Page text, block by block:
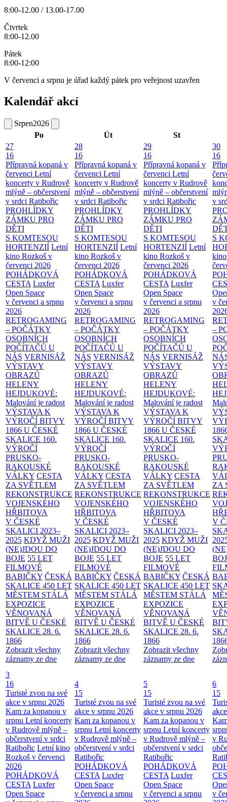
8:00-12.00 / 13.00-17.00
Čtvrtek
8:00-12.00
Pátek
8:00-12:00
V červenci a srpnu je úřad každý pátek pro veřejnost uzavřen
Kalendář akcí
Srpen2026
Po
Út
St
27
16
Přípravná kopaná v
červenci Letní
koncerty v Rudrově
mlýně – občerstvení
v srdci Ratibořic
PROHLÍDKY
ZÁMKU PRO
DĚTI
S KOMTESOU
HORTENZIÍ Letní
kino Rozkoš v
červenci 2026
POHÁDKOVÁ
CESTA Luxfer
Open Space
v červenci a srpnu
2026
RETROGAMING
– POČÁTKY
OSOBNÍCH
POČÍTAČŮ U
NÁS VERNISÁŽ
VÝSTAVY
OBRAZŮ
HELENY
HEJDUKOVÉ:
Malování je radost
VÝSTAVA K
VÝROČÍ BITVY
1866 U ČESKÉ
SKALICE 160.
VÝROČÍ
PRUSKO-
RAKOUSKÉ
VÁLKY CESTA
ZA SVĚTLEM
REKONSTRUKCE
VOJENSKÉHO
HŘBITOVA
V ČESKÉ
SKALICI 2023–
2025 KDYŽ MUŽI
(NE)JDOU DO
BOJE 55 LET
FILMOVÉ
BABIČKY ČESKÁ
SKALICE 450 LET
MĚSTEM STÁLÁ
EXPOZICE
VĚNOVANÁ
BITVĚ U ČESKÉ
SKALICE 28. 6.
1866
Zobrazit všechny
záznamy ze dne
28
16
Přípravná kopaná v
červenci Letní
koncerty v Rudrově
mlýně – občerstvení
v srdci Ratibořic
PROHLÍDKY
ZÁMKU PRO
DĚTI
S KOMTESOU
HORTENZIÍ Letní
kino Rozkoš v
červenci 2026
POHÁDKOVÁ
CESTA Luxfer
Open Space
v červenci a srpnu
2026
RETROGAMING
– POČÁTKY
OSOBNÍCH
POČÍTAČŮ U
NÁS VERNISÁŽ
VÝSTAVY
OBRAZŮ
HELENY
HEJDUKOVÉ:
Malování je radost
VÝSTAVA K
VÝROČÍ BITVY
1866 U ČESKÉ
SKALICE 160.
VÝROČÍ
PRUSKO-
RAKOUSKÉ
VÁLKY CESTA
ZA SVĚTLEM
REKONSTRUKCE
VOJENSKÉHO
HŘBITOVA
V ČESKÉ
SKALICI 2023–
2025 KDYŽ MUŽI
(NE)JDOU DO
BOJE 55 LET
FILMOVÉ
BABIČKY ČESKÁ
SKALICE 450 LET
MĚSTEM STÁLÁ
EXPOZICE
VĚNOVANÁ
BITVĚ U ČESKÉ
SKALICE 28. 6.
1866
Zobrazit všechny
záznamy ze dne
29
16
Přípravná kopaná v
červenci Letní
koncerty v Rudrově
mlýně – občerstvení
v srdci Ratibořic
PROHLÍDKY
ZÁMKU PRO
DĚTI
S KOMTESOU
HORTENZIÍ Letní
kino Rozkoš v
červenci 2026
POHÁDKOVÁ
CESTA Luxfer
Open Space
v červenci a srpnu
2026
RETROGAMING
– POČÁTKY
OSOBNÍCH
POČÍTAČŮ U
NÁS VERNISÁŽ
VÝSTAVY
OBRAZŮ
HELENY
HEJDUKOVÉ:
Malování je radost
VÝSTAVA K
VÝROČÍ BITVY
1866 U ČESKÉ
SKALICE 160.
VÝROČÍ
PRUSKO-
RAKOUSKÉ
VÁLKY CESTA
ZA SVĚTLEM
REKONSTRUKCE
VOJENSKÉHO
HŘBITOVA
V ČESKÉ
SKALICI 2023–
2025 KDYŽ MUŽI
(NE)JDOU DO
BOJE 55 LET
FILMOVÉ
BABIČKY ČESKÁ
SKALICE 450 LET
MĚSTEM STÁLÁ
EXPOZICE
VĚNOVANÁ
BITVĚ U ČESKÉ
SKALICE 28. 6.
1866
Zobrazit všechny
záznamy ze dne
30
16
v
S
v
–
ZA
V
3
16
Turisté zvou na své
akce v srpnu 2026
Kam za kopanou v
srpnu Letní koncerty
v Rudrově mlýně –
občerstvení v srdci
Ratibořic Letní kino
Rozkoš v červenci
2026
POHÁDKOVÁ
CESTA Luxfer
Open Space
4
15
Turisté zvou na své
akce v srpnu 2026
Kam za kopanou v
srpnu Letní koncerty
v Rudrově mlýně –
občerstvení v srdci
Ratibořic
POHÁDKOVÁ
CESTA Luxfer
Open Space
v červenci a srpnu
5
15
Turisté zvou na své
akce v srpnu 2026
Kam za kopanou v
srpnu Letní koncerty
v Rudrově mlýně –
občerstvení v srdci
Ratibořic
POHÁDKOVÁ
CESTA Luxfer
Open Space
v červenci a srpnu
6
15
v
v